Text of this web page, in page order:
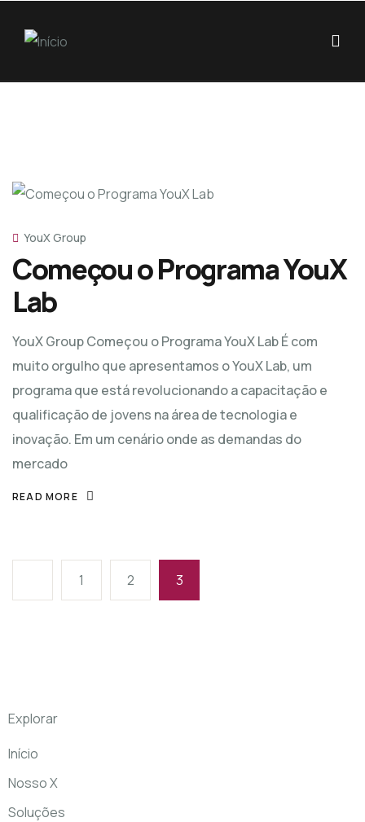
YouX Group
Começou o Programa YouX
Lab
YouX Group Começou o Programa YouX Lab É com
muito orgulho que apresentamos o YouX Lab, um
programa que está revolucionando a capacitação e
qualificação de jovens na área de tecnologia e
inovação. Em um cenário onde as demandas do
mercado
READ MORE
1 2 3
Explorar
Início
Nosso X
Soluções